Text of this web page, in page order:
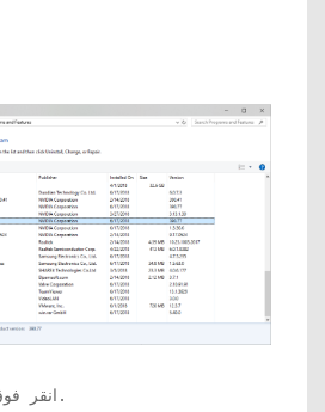
4 - انقر زر.